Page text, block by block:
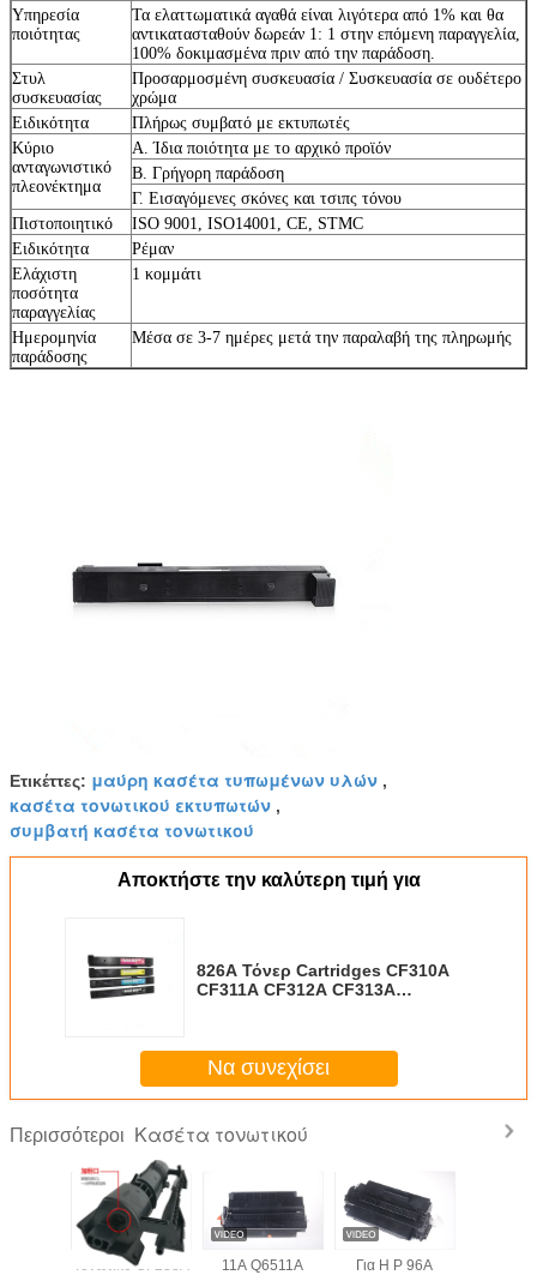
Υπηρεσία
ποιότητας
Τα ελαττωματικά αγαθά είναι λιγότερα από 1% και θα
αντικατασταθούν δωρεάν 1: 1 στην επόμενη παραγγελία,
100% δοκιμασμένα πριν από την παράδοση.
Στυλ
συσκευασίας
Προσαρμοσμένη συσκευασία / Συσκευασία σε ουδέτερο
χρώμα
Ειδικότητα
Πλήρως συμβατό με εκτυπωτές
Κύριο
ανταγωνιστικό
πλεονέκτημα
Α. Ίδια ποιότητα με το αρχικό προϊόν
Β. Γρήγορη παράδοση
Γ. Εισαγόμενες σκόνες και τσιπς τόνου
Πιστοποιητικό
ISO 9001, ISO14001, CE, STMC
Ειδικότητα
Ρέμαν
Ελάχιστη
ποσότητα
παραγγελίας
1 κομμάτι
Ημερομηνία
παράδοσης
Μέσα σε 3-7 ημέρες μετά την παραλαβή της πληρωμής
Ετικέττες: μαύρη κασέτα τυπωμένων υλών ,
κασέτα τονωτικού εκτυπωτών ,
συμβατή κασέτα τονωτικού
Αποκτήστε την καλύτερη τιμή για
826A Τόνερ Cartridges CF310A
CF311A CF312A CF313A
Να συνεχίσει
Περισσότεροι Κασέτα τονωτικού
Τονωτικό CF233A
11A Q6511A
Για H P 96A